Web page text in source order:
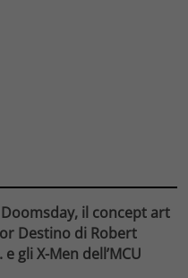
il concept art
Destino di Robert
e gli X-Men dell’MCU